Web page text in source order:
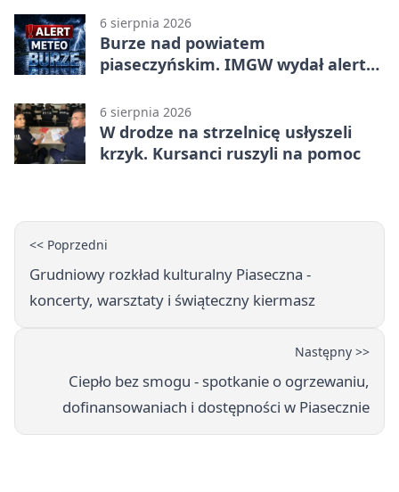
6 sierpnia 2026
Burze nad powiatem
piaseczyńskim. IMGW wydał alert
6 sierpnia 2026
W drodze na strzelnicę usłyszeli
krzyk. Kursanci ruszyli na pomoc
<< Poprzedni
Grudniowy rozkład kulturalny Piaseczna -
koncerty, warsztaty i świąteczny kiermasz
Następny >>
Ciepło bez smogu - spotkanie o ogrzewaniu,
dofinansowaniach i dostępności w Piasecznie